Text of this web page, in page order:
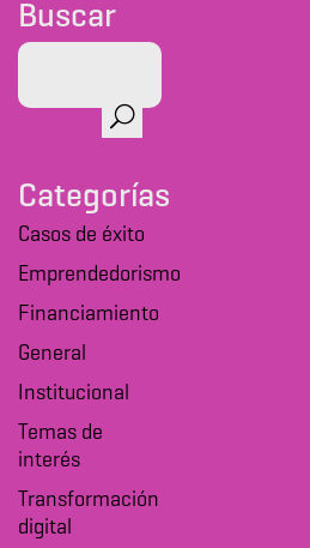
Buscar
Categorías
Casos de éxito
Emprendedorismo
Financiamiento
General
Institucional
Temas de
interés
Transformación
digital